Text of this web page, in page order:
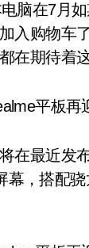
脑在7月
入购物车
在期待着
在最近发
幕，搭配